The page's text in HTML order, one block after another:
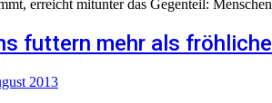
erreicht mitunter das Gegenteil:
futtern mehr als fröhliche
2013